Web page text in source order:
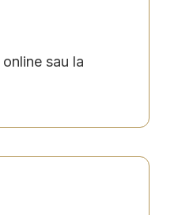
sau la